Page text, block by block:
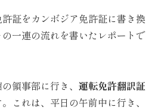
証をカンボジア免許証に書き換
一連の流れを書いたレポートで
領事部に行き、 運転免許翻訳証
これは、平日の午前中に行き、